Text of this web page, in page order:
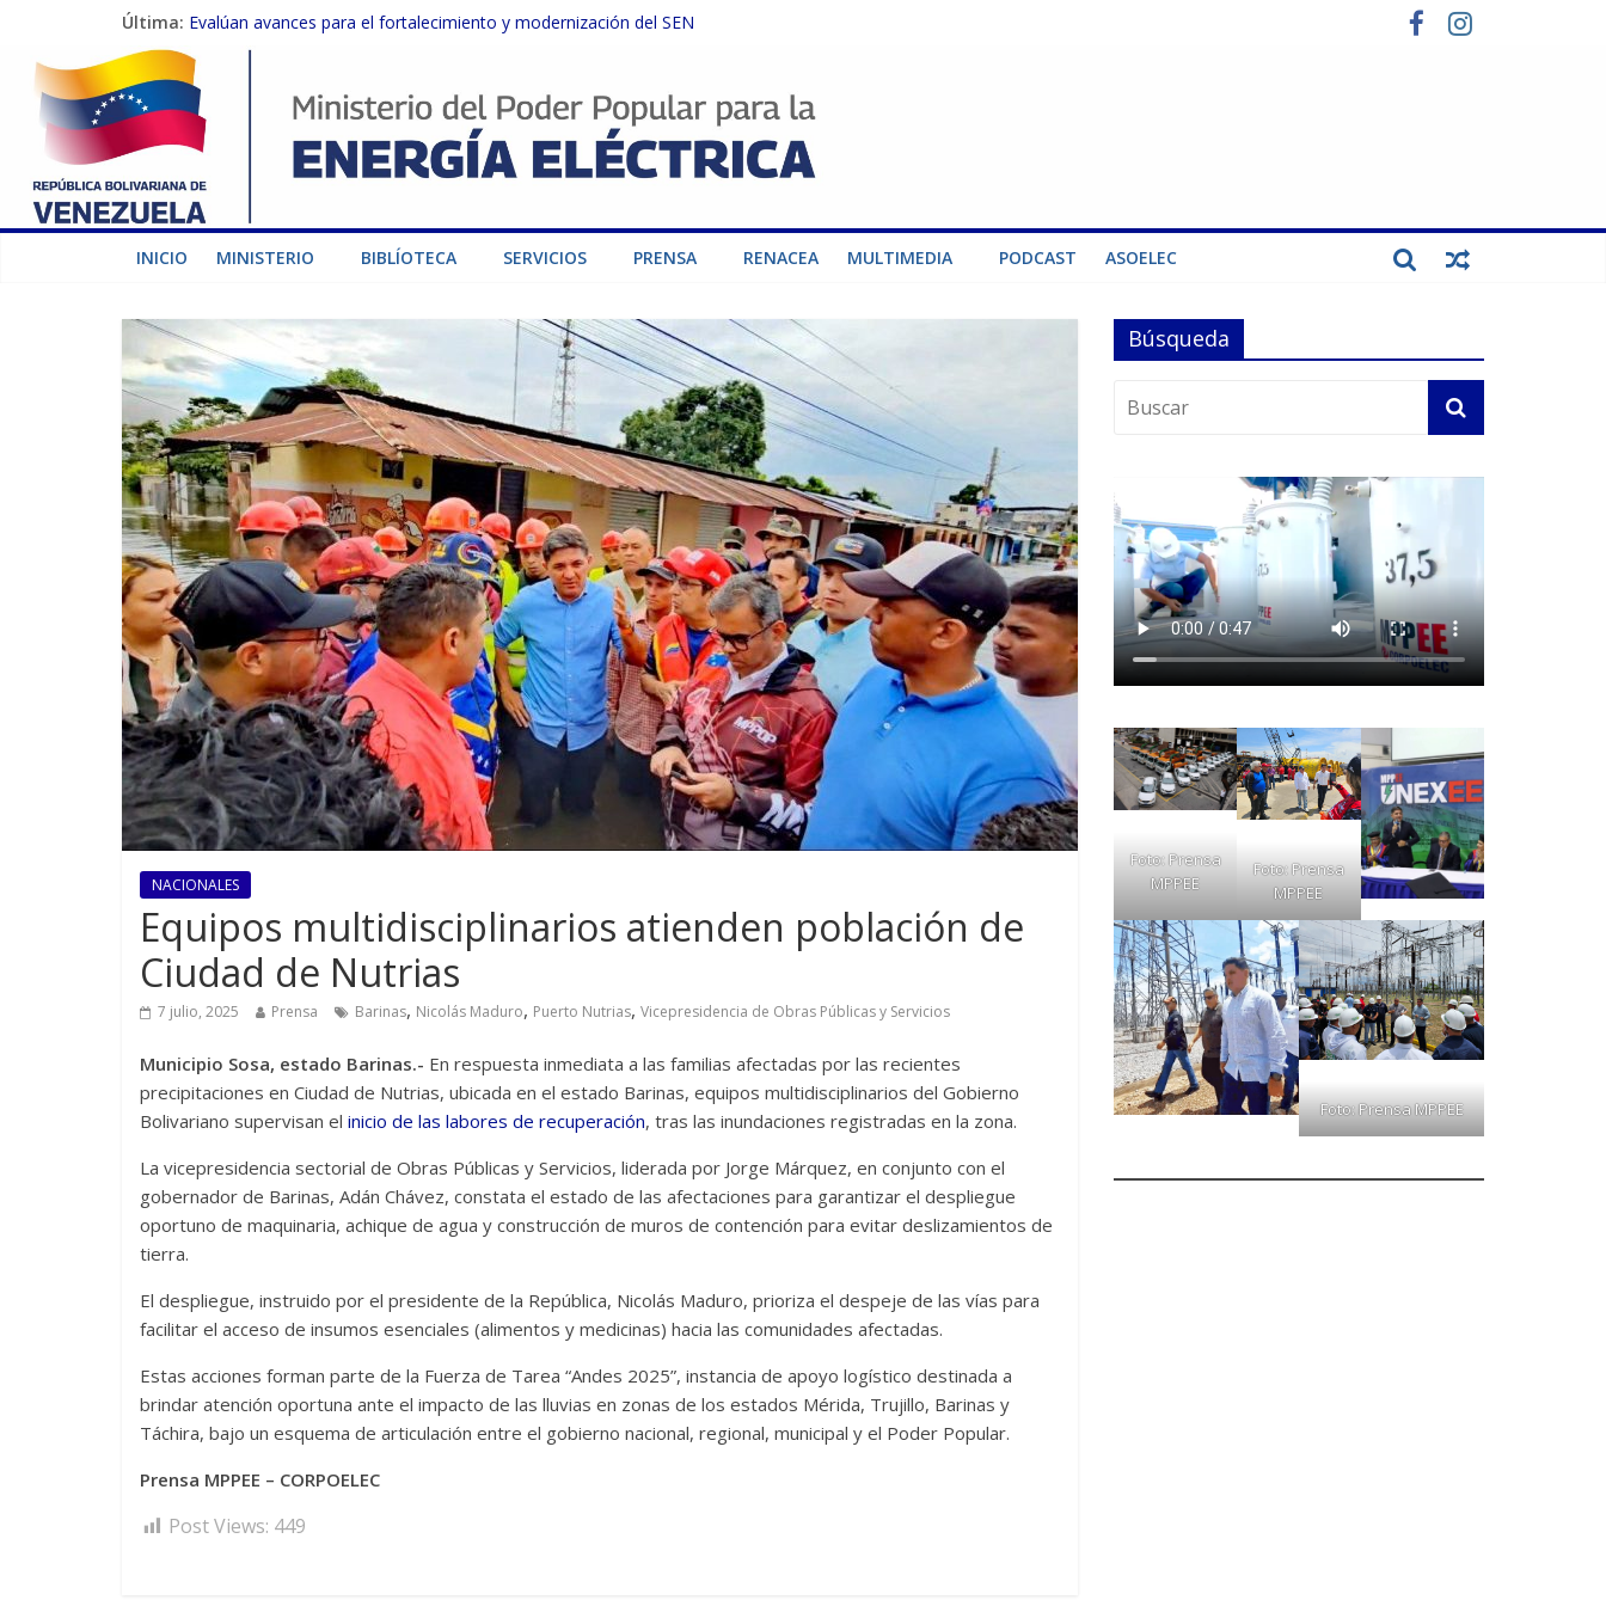
Última: Evalúan avances para el fortalecimiento y modernización del SEN
Inspeccionan trabajos de rehabilitación en instalaciones del SEN en Carabobo
Gobierno Nacional activa plan preventivo para fortalecer el SEN ante el fenómeno de El Niño
Termocarabobo recupera el 50% de su capacidad de generación para fortalecer el SEN
Condecoran a trabajadores del sector eléctrico por su heroica labor tras el doble sismo del 24-J
INICIO MINISTERIO BIBLÍOTECA SERVICIOS PRENSA RENACEA MULTIMEDIA PODCAST ASOELEC
NACIONALES
Equipos multidisciplinarios atienden población de
Ciudad de Nutrias
7 julio, 2025 Prensa Barinas, Nicolás Maduro, Puerto Nutrias, Vicepresidencia de Obras Públicas y Servicios
Municipio Sosa, estado Barinas.- En respuesta inmediata a las familias afectadas por las recientes
precipitaciones en Ciudad de Nutrias, ubicada en el estado Barinas, equipos multidisciplinarios del Gobierno
Bolivariano supervisan el inicio de las labores de recuperación, tras las inundaciones registradas en la zona.
La vicepresidencia sectorial de Obras Públicas y Servicios, liderada por Jorge Márquez, en conjunto con el
gobernador de Barinas, Adán Chávez, constata el estado de las afectaciones para garantizar el despliegue
oportuno de maquinaria, achique de agua y construcción de muros de contención para evitar deslizamientos de
tierra.
El despliegue, instruido por el presidente de la República, Nicolás Maduro, prioriza el despeje de las vías para
facilitar el acceso de insumos esenciales (alimentos y medicinas) hacia las comunidades afectadas.
Estas acciones forman parte de la Fuerza de Tarea “Andes 2025”, instancia de apoyo logístico destinada a
brindar atención oportuna ante el impacto de las lluvias en zonas de los estados Mérida, Trujillo, Barinas y
Táchira, bajo un esquema de articulación entre el gobierno nacional, regional, municipal y el Poder Popular.
Prensa MPPEE – CORPOELEC
Post Views: 449
Búsqueda
Foto: Prensa
MPPEE
Foto: Prensa
MPPEE
Foto: Prensa MPPEE